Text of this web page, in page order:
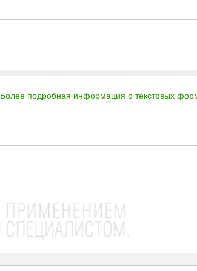
Более подробная информация о текстовых